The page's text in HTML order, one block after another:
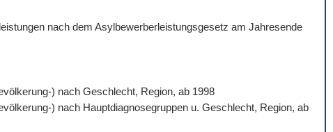
nach dem Asylbewerberleistungsgesetz am Jahresende
) nach Geschlecht, Region, ab 1998
) nach Hauptdiagnosegruppen u. Geschlecht, Region, ab